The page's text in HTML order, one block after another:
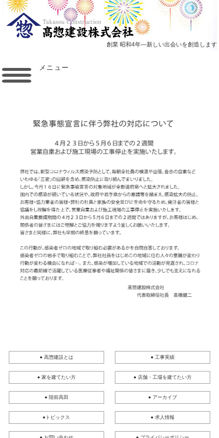
創業 昭和4年―新しい出会いを創造します
メニュー
● 高惣建設とは ● 工事実績
● 家を建てたい方 ● 店舗・工場を建てたい方
● 陸前高田 ● アーカイブ
●トピックス ● 求人情報